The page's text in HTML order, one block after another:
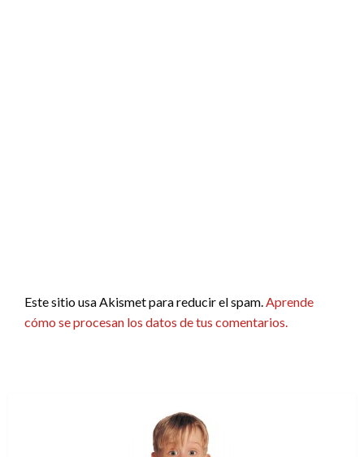
Este sitio usa Akismet para reducir el spam. Aprende
cómo se procesan los datos de tus comentarios.